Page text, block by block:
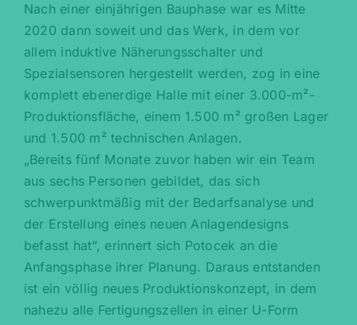
Nach einer einjährigen Bauphase war es Mitte
2020 dann soweit und das Werk, in dem vor
allem induktive Näherungsschalter und
Spezialsensoren hergestellt werden, zog in eine
komplett ebenerdige Halle mit einer 3.000-m²-
Produktionsfläche, einem 1.500 m² großen Lager
und 1.500 m² technischen Anlagen.
„Bereits fünf Monate zuvor haben wir ein Team
aus sechs Personen gebildet, das sich
schwerpunktmäßig mit der Bedarfsanalyse und
der Erstellung eines neuen Anlagendesigns
befasst hat“, erinnert sich Potocek an die
Anfangsphase ihrer Planung. Daraus entstanden
ist ein völlig neues Produktionskonzept, in dem
nahezu alle Fertigungszellen in einer U-Form